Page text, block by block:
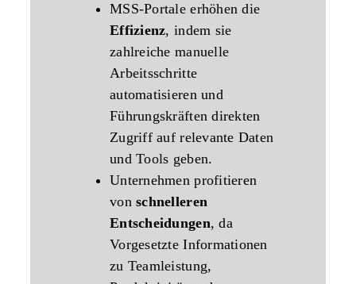
MSS‑Portale erhöhen die
Effizienz, indem sie
zahlreiche manuelle
Arbeitsschritte
automatisieren und
Führungskräften direkten
Zugriff auf relevante Daten
und Tools geben.
Unternehmen profitieren
vonschnelleren
Entscheidungen, da
Vorgesetzte Informationen
zu Teamleistung,